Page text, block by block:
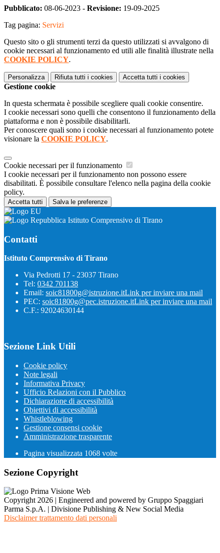
Pubblicato: 08-06-2023 - Revisione: 19-09-2025
Tag pagina: Servizi
Questo sito o gli strumenti terzi da questo utilizzati si avvalgono di
cookie necessari al funzionamento ed utili alle finalità illustrate nella
COOKIE POLICY.
Personalizza Rifiuta tutti i cookies Accetta tutti i cookies
Gestione cookie
In questa schermata è possibile scegliere quali cookie consentire.
I cookie necessari sono quelli che consentono il funzionamento della
piattaforma e non è possibile disabilitarli.
Per conoscere quali sono i cookie necessari al funzionamento potete
visionare la COOKIE POLICY.
Cookie necessari per il funzionamento
I cookie necessari per il funzionamento non possono essere
disabilitati. È possibile consultare l'elenco nella pagina della cookie
policy.
Accetta tutti Salva le preferenze
Istituto Comprensivo di Tirano
Contatti
Istituto Comprensivo di Tirano
Via Pedrotti 17 - 23037 Tirano
Tel: 0342 701138
Email: soic81800g@istruzione.itLink per inviare una mail
PEC: soic81800g@pec.istruzione.itLink per inviare una mail
C.F.: 92024630144
Sezione Link Utili
Cookie policy
Note legali
Informativa Privacy
Ufficio Relazioni con il Pubblico
Dichiarazione di accessibilità
Obiettivi di accessibilità
Whistleblowing
Gestione consensi cookie
Amministrazione trasparente
Pagina visualizzata 1068 volte
Sezione Copyright
Copyright 2026 | Engineered and powered by Gruppo Spaggiari
Parma S.p.A. | Divisione Publishing & New Social Media
Disclaimer trattamento dati personali